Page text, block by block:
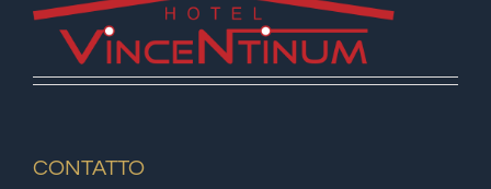
CONTATTO